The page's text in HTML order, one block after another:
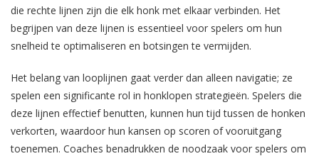
die rechte lijnen zijn die elk honk met elkaar verbinden. Het
begrijpen van deze lijnen is essentieel voor spelers om hun
snelheid te optimaliseren en botsingen te vermijden.
Het belang van looplijnen gaat verder dan alleen navigatie; ze
spelen een significante rol in honklopen strategieën. Spelers die
deze lijnen effectief benutten, kunnen hun tijd tussen de honken
verkorten, waardoor hun kansen op scoren of vooruitgang
toenemen. Coaches benadrukken de noodzaak voor spelers om